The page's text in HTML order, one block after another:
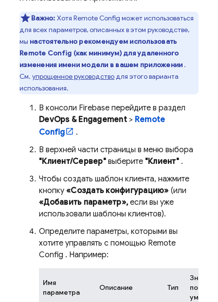
Важно: Хотя Remote Config может использоваться
для всех параметров, описанных в этом руководстве,
мы настоятельно рекомендуем использовать
Remote Config (как минимум) для удаленного
изменения имени модели в вашем приложении .
См. упрощенное руководстводля этого варианта
использования.
В консоли Firebase перейдите в раздел
DevOps & Engagement> Remote
Config
.
В верхней части страницы в меню выбора
"Клиент/Сервер"выберите "Клиент".
Чтобы создать шаблон клиента, нажмите
кнопку «Создать конфигурацию» (или
«Добавить параметр», если вы уже
использовали шаблоны клиентов).
Определите параметры, которыми вы
хотите управлять с помощью Remote
Config . Например:
Имя
параметра
Описание Тип
по